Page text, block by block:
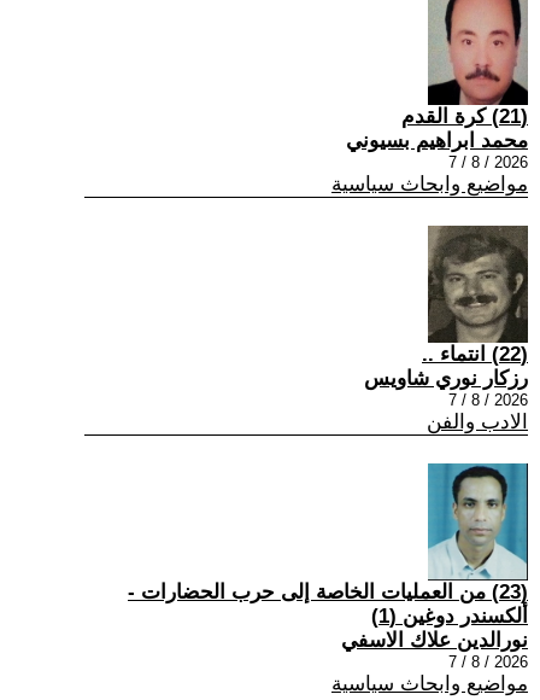
(21) كرة القدم
محمد ابراهيم بسيوني
2026 / 8 / 7
مواضيع وابحاث سياسية
(22) انتماء ..
رزكار نوري شاويس
2026 / 8 / 7
الادب والفن
(23) من العمليات الخاصة إلى حرب الحضارات -
ألكسندر دوغين (1)
نورالدين علاك الاسفي
2026 / 8 / 7
مواضيع وابحاث سياسية